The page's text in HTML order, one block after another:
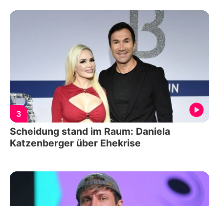
3
Scheidung stand im Raum: Daniela
Katzenberger über Ehekrise